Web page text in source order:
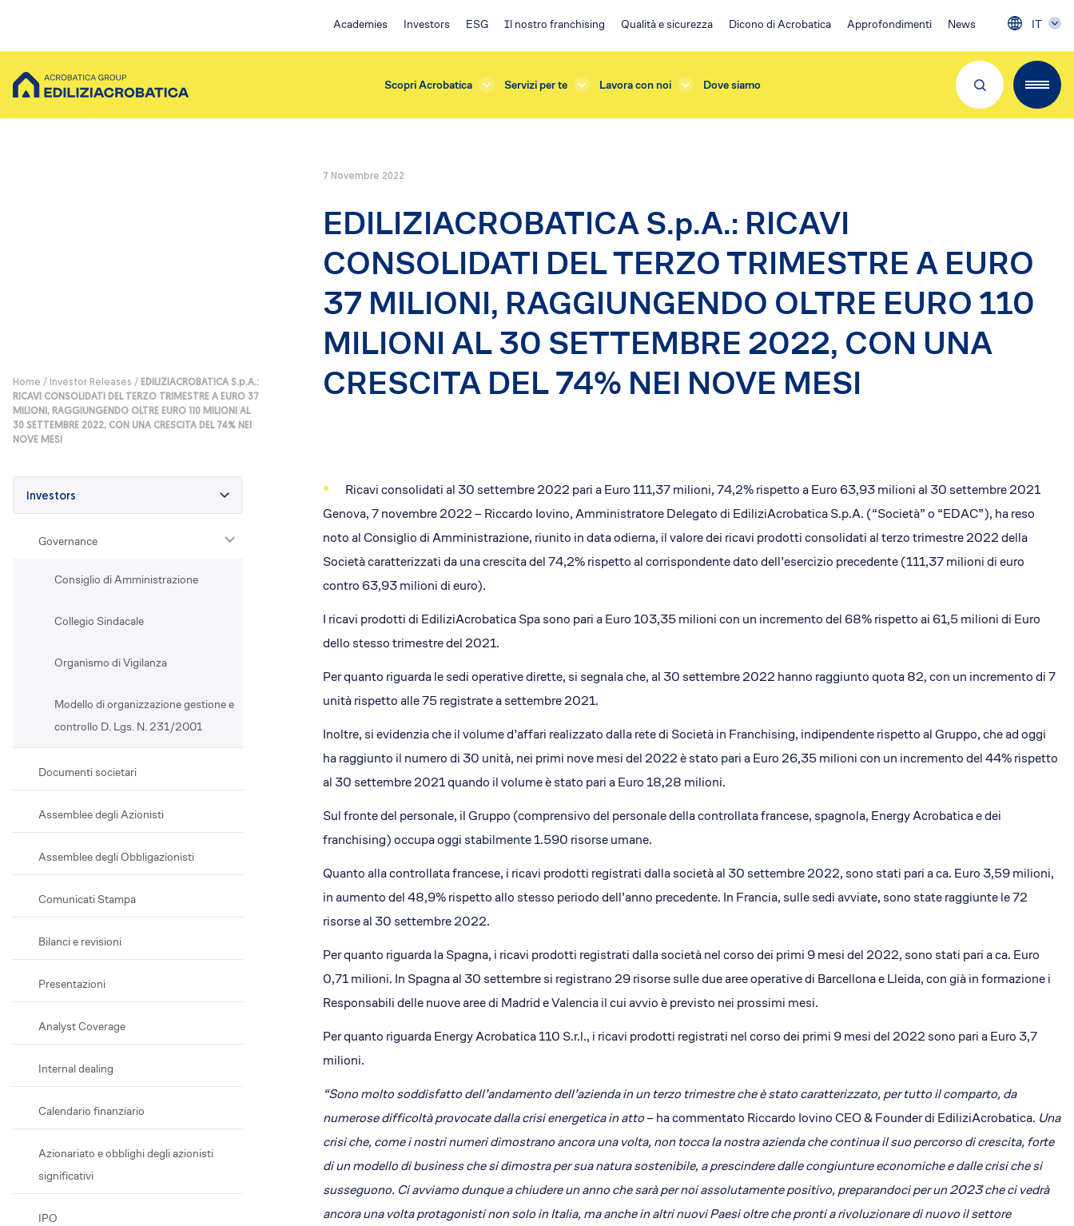
Academies Investors ESG Il nostro franchising Qualità e sicurezza Dicono di Acrobatica Approfondimenti News IT
Fotovoltaico
Restauri
Condominio che respira
Dove siamo
Ristrutturazioni e Manutenzioni
Installazione
Pulizia Esterna
Ispezioni e Verifiche
Pulizia e Sanificazione
ESG
Ambiente
Impegno sociale
Policy
Il progetto
Il concept
Le storie di successo
Certificazioni
Normativa di riferimento
Foto e Video
Download App
P. IVA 01438360990
REA: MI-1785877
Scopri Acrobatica Servizi per te Lavora con noi Dove siamo
Home / Investor Releases / EDILIZIACROBATICA S.p.A.:
RICAVI CONSOLIDATI DEL TERZO TRIMESTRE A EURO 37
MILIONI, RAGGIUNGENDO OLTRE EURO 110 MILIONI AL
30 SETTEMBRE 2022, CON UNA CRESCITA DEL 74% NEI
NOVE MESI
7 Novembre 2022
EDILIZIACROBATICA S.p.A.: RICAVI
CONSOLIDATI DEL TERZO TRIMESTRE A EURO
37 MILIONI, RAGGIUNGENDO OLTRE EURO 110
MILIONI AL 30 SETTEMBRE 2022, CON UNA
CRESCITA DEL 74% NEI NOVE MESI
Investors
Governance
Consiglio di Amministrazione
Collegio Sindacale
Organismo di Vigilanza
Modello di organizzazione gestione e
controllo D. Lgs. N. 231/2001
Documenti societari
Assemblee degli Azionisti
Assemblee degli Obbligazionisti
Comunicati Stampa
Bilanci e revisioni
Presentazioni
Analyst Coverage
Internal dealing
Calendario finanziario
Azionariato e obblighi degli azionisti
significativi
IPO
Ricavi consolidati al 30 settembre 2022 pari a Euro 111,37 milioni, 74,2% rispetto a Euro 63,93 milioni al 30 settembre 2021
Genova, 7 novembre 2022 – Riccardo Iovino, Amministratore Delegato di EdiliziAcrobatica S.p.A. (“Società” o “EDAC”), ha reso
noto al Consiglio di Amministrazione, riunito in data odierna, il valore dei ricavi prodotti consolidati al terzo trimestre 2022 della
Società caratterizzati da una crescita del 74,2% rispetto al corrispondente dato dell’esercizio precedente (111,37 milioni di euro
contro 63,93 milioni di euro).
I ricavi prodotti di EdiliziAcrobatica Spa sono pari a Euro 103,35 milioni con un incremento del 68% rispetto ai 61,5 milioni di Euro
dello stesso trimestre del 2021.
Per quanto riguarda le sedi operative dirette, si segnala che, al 30 settembre 2022 hanno raggiunto quota 82, con un incremento di 7
unità rispetto alle 75 registrate a settembre 2021.
Inoltre, si evidenzia che il volume d’affari realizzato dalla rete di Società in Franchising, indipendente rispetto al Gruppo, che ad oggi
ha raggiunto il numero di 30 unità, nei primi nove mesi del 2022 è stato pari a Euro 26,35 milioni con un incremento del 44% rispetto
al 30 settembre 2021 quando il volume è stato pari a Euro 18,28 milioni.
Sul fronte del personale, il Gruppo (comprensivo del personale della controllata francese, spagnola, Energy Acrobatica e dei
franchising) occupa oggi stabilmente 1.590 risorse umane.
Quanto alla controllata francese, i ricavi prodotti registrati dalla società al 30 settembre 2022, sono stati pari a ca. Euro 3,59 milioni,
in aumento del 48,9% rispetto allo stesso periodo dell’anno precedente. In Francia, sulle sedi avviate, sono state raggiunte le 72
risorse al 30 settembre 2022.
Per quanto riguarda la Spagna, i ricavi prodotti registrati dalla società nel corso dei primi 9 mesi del 2022, sono stati pari a ca. Euro
0,71 milioni. In Spagna al 30 settembre si registrano 29 risorse sulle due aree operative di Barcellona e Lleida, con già in formazione i
Responsabili delle nuove aree di Madrid e Valencia il cui avvio è previsto nei prossimi mesi.
Per quanto riguarda Energy Acrobatica 110 S.r.l., i ricavi prodotti registrati nel corso dei primi 9 mesi del 2022 sono pari a Euro 3,7
milioni.
“Sono molto soddisfatto dell’andamento dell’azienda in un terzo trimestre che è stato caratterizzato, per tutto il comparto, da
numerose difficoltà provocate dalla crisi energetica in atto– ha commentato Riccardo Iovino CEO & Founder di EdiliziAcrobatica. Una
crisi che, come i nostri numeri dimostrano ancora una volta, non tocca la nostra azienda che continua il suo percorso di crescita, forte
di un modello di business che si dimostra per sua natura sostenibile, a prescindere dalle congiunture economiche e dalle crisi che si
susseguono. Ci avviamo dunque a chiudere un anno che sarà per noi assolutamente positivo, preparandoci per un 2023 che ci vedrà
ancora una volta protagonisti non solo in Italia, ma anche in altri nuovi Paesi oltre che pronti a rivoluzionare di nuovo il settore